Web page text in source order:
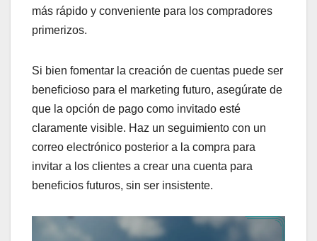
más rápido y conveniente para los compradores
primerizos.
Si bien fomentar la creación de cuentas puede ser
beneficioso para el marketing futuro, asegúrate de
que la opción de pago como invitado esté
claramente visible. Haz un seguimiento con un
correo electrónico posterior a la compra para
invitar a los clientes a crear una cuenta para
beneficios futuros, sin ser insistente.